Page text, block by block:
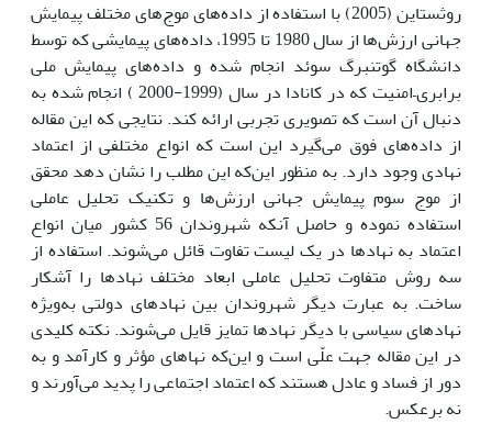
روثستاین (2005) با استفاده از داده‌های موج‌های مختلف پیمایش
جهانی ارزش‌ها از سال 1980 تا 1995، داده‌های پیمایشی که توسط
دانشگاه گوتنبرگ سوئد انجام شده و داده‌های پیمایش ملی
برابری–امنیت که در کانادا در سال (1999-2000 ) انجام شده به
دنبال آن است که تصویری تجربی ارائه کند. نتایجی که این مقاله
از داده‌های فوق می‌گیرد این است که انواع مختلفی از اعتماد
نهادی وجود دارد. به منظور این‌که این مطلب را نشان دهد محقق
از موج سوم پیمایش جهانی ارزش‌ها و تکنیک تحلیل عاملی
استفاده نموده و حاصل آنکه شهروندان 56 کشور میان انواع
اعتماد به نهادها در یک لیست تفاوت قائل می‌شوند. استفاده از
سه روش متفاوت تحلیل عاملی ابعاد مختلف نهادها را آشکار
ساخت. به عبارت دیگر شهروندان بین نهادهای دولتی به‌ویژه
نهادهای سیاسی با دیگر نهادها تمایز قایل می‌شوند. نکته کلیدی
در این مقاله جهت علّی است و این‌که نهاهای مؤثر و کارآمد و به
دور از فساد و عادل هستند که اعتماد اجتماعی را پدید می‌آورند و
نه برعکس.